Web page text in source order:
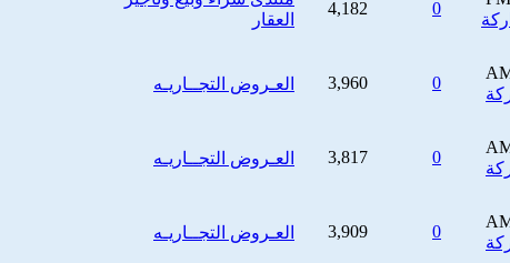
0
4,182
العقار
0
3,960 العـروض التجــاريـه
0
3,817 العـروض التجــاريـه
0
3,909 العـروض التجــاريـه